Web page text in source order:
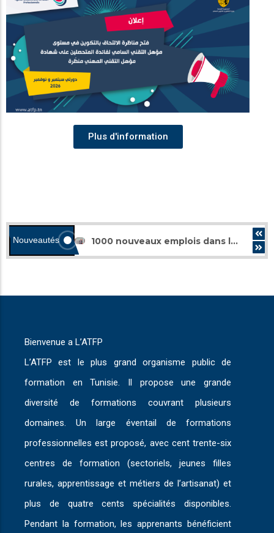
Plus d'information
Nouveautés
1000 nouveaux emplois dans le domaine des technologies de l’information et de la communication et de la transformation numérique Séminaire national des directeurs des établissements régionaux à Borj Cédria
Bienvenue a L’ATFP
L’ATFP est le plus grand organisme public de
formation en Tunisie. Il propose une grande
diversité de formations couvrant plusieurs
domaines. Un large éventail de formations
professionnelles est proposé, avec cent trente-six
centres de formation (sectoriels, jeunes filles
rurales, apprentissage et métiers de l’artisanat) et
plus de quatre cents spécialités disponibles.
Pendant la formation, les apprenants bénéficient